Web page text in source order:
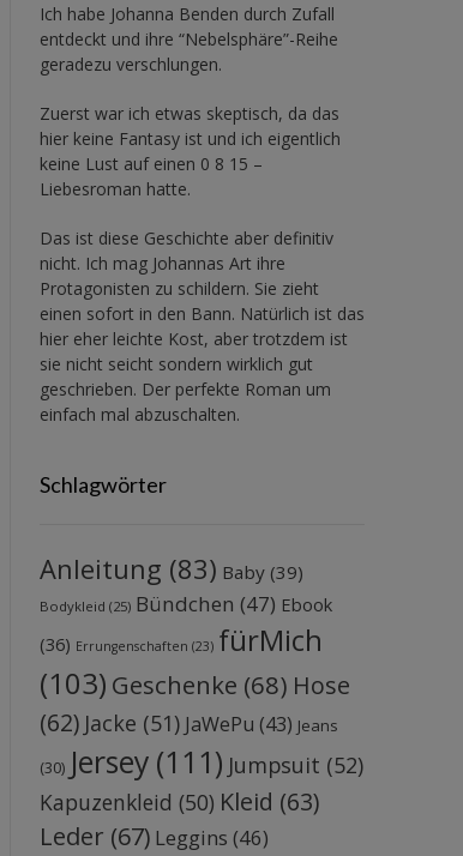
Ich habe Johanna Benden durch Zufall
entdeckt und ihre “Nebelsphäre”-Reihe
geradezu verschlungen.
Zuerst war ich etwas skeptisch, da das
hier keine Fantasy ist und ich eigentlich
keine Lust auf einen 0 8 15 –
Liebesroman hatte.
Das ist diese Geschichte aber definitiv
nicht. Ich mag Johannas Art ihre
Protagonisten zu schildern. Sie zieht
einen sofort in den Bann. Natürlich ist das
hier eher leichte Kost, aber trotzdem ist
sie nicht seicht sondern wirklich gut
geschrieben. Der perfekte Roman um
einfach mal abzuschalten.
Schlagwörter
Anleitung (83) Baby(39)
Bodykleid (25) Bündchen (47) Ebook
(36) Errungenschaften (23) fürMich
(103) Geschenke (68) Hose
(62) Jacke (51) JaWePu (43) Jeans
(30) Jersey(111) Jumpsuit (52)
Kapuzenkleid (50) Kleid (63)
Leder (67) Leggins (46)